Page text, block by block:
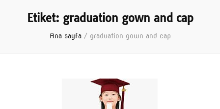
Etiket: graduation gown and cap
Ana sayfa / graduation gown and cap